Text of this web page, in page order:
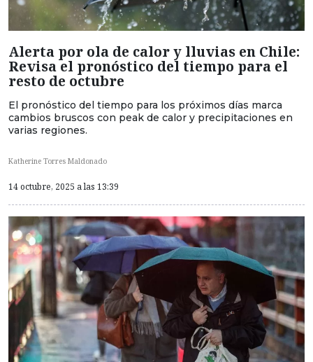
Alerta por ola de calor y lluvias en Chile:
Revisa el pronóstico del tiempo para el
resto de octubre
El pronóstico del tiempo para los próximos días marca
cambios bruscos con peak de calor y precipitaciones en
varias regiones.
Katherine Torres Maldonado
14 octubre, 2025 a las 13:39